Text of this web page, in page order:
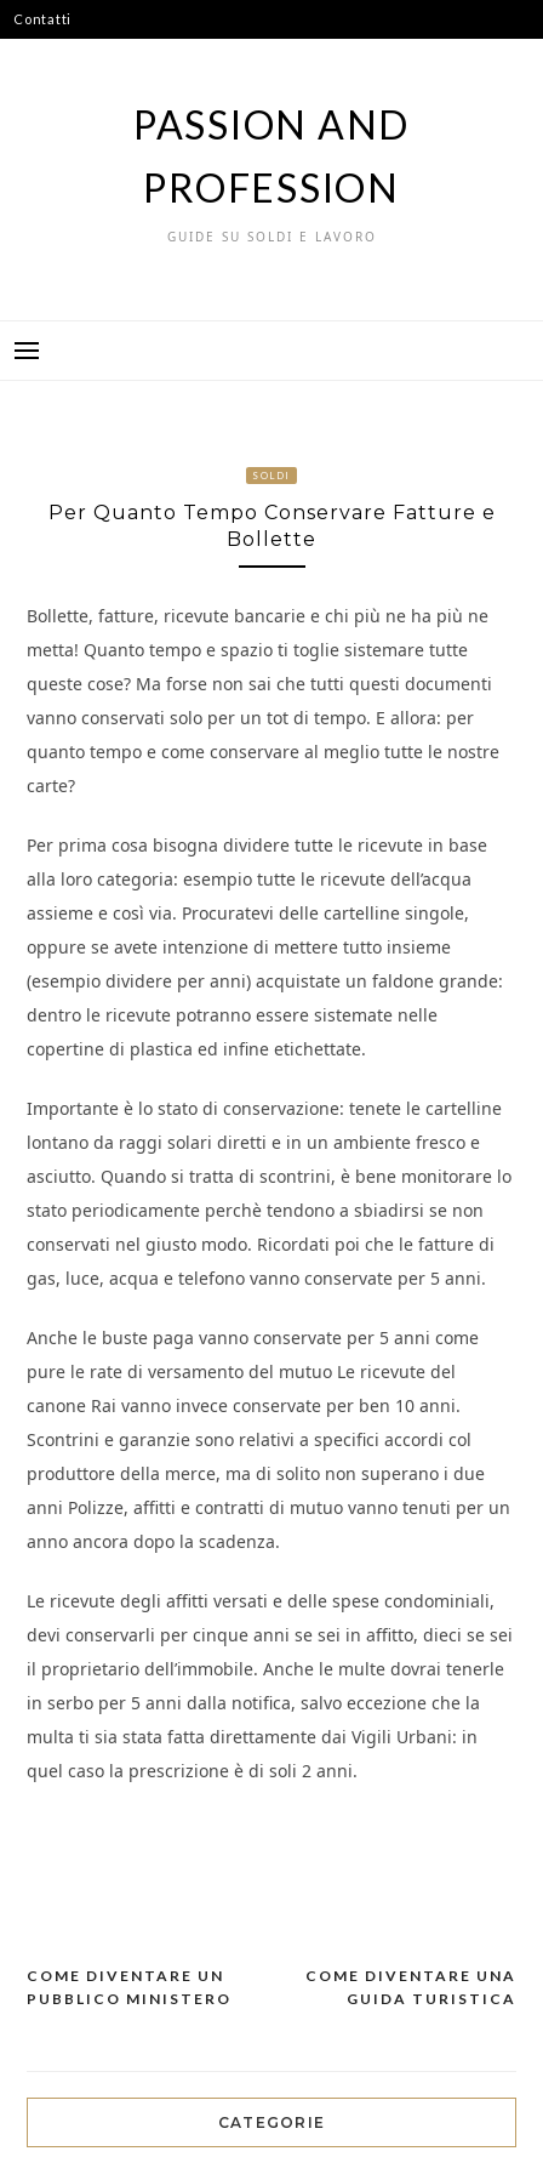
Vai
al
Contatti
PASSION AND
PROFESSION
GUIDE SU SOLDI E LAVORO
SOLDI
Per Quanto Tempo Conservare Fatture e
Bollette
Bollette, fatture, ricevute bancarie e chi più ne ha più ne
metta! Quanto tempo e spazio ti toglie sistemare tutte
queste cose? Ma forse non sai che tutti questi documenti
vanno conservati solo per un tot di tempo. E allora: per
quanto tempo e come conservare al meglio tutte le nostre
carte?
Per prima cosa bisogna dividere tutte le ricevute in base
alla loro categoria: esempio tutte le ricevute dell’acqua
assieme e così via. Procuratevi delle cartelline singole,
oppure se avete intenzione di mettere tutto insieme
(esempio dividere per anni) acquistate un faldone grande:
dentro le ricevute potranno essere sistemate nelle
copertine di plastica ed infine etichettate.
Importante è lo stato di conservazione: tenete le cartelline
lontano da raggi solari diretti e in un ambiente fresco e
asciutto. Quando si tratta di scontrini, è bene monitorare lo
stato periodicamente perchè tendono a sbiadirsi se non
conservati nel giusto modo. Ricordati poi che le fatture di
gas, luce, acqua e telefono vanno conservate per 5 anni.
Anche le buste paga vanno conservate per 5 anni come
pure le rate di versamento del mutuo Le ricevute del
canone Rai vanno invece conservate per ben 10 anni.
Scontrini e garanzie sono relativi a specifici accordi col
produttore della merce, ma di solito non superano i due
anni Polizze, affitti e contratti di mutuo vanno tenuti per un
anno ancora dopo la scadenza.
Le ricevute degli affitti versati e delle spese condominiali,
devi conservarli per cinque anni se sei in affitto, dieci se sei
il proprietario dell’immobile. Anche le multe dovrai tenerle
in serbo per 5 anni dalla notifica, salvo eccezione che la
multa ti sia stata fatta direttamente dai Vigili Urbani: in
quel caso la prescrizione è di soli 2 anni.
Navigazione
COME DIVENTARE UNA
GUIDA TURISTICA
COME DIVENTARE UN
PUBBLICO MINISTERO
CATEGORIE